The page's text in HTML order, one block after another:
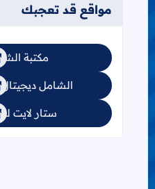
مواقع قد تعجبك
مكتبة
الشامل
ستار لايت